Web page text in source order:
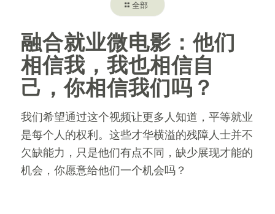
全部
融合就业微电影：他们
相信我，我也相信自
己，你相信我们吗？
我们希望通过这个视频让更多人知道，平等就业
是每个人的权利。这些才华横溢的残障人士并不
欠缺能力，只是他们有点不同，缺少展现才能的
机会，你愿意给他们一个机会吗？